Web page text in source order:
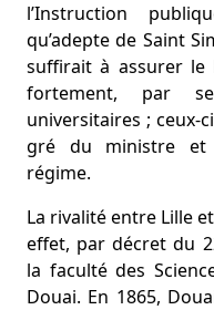
l’Instruction
qu’adepte de Saint
suffirait à assurer le
fortement, par
universitaires ; ceux-
gré du ministre et
régime.
La rivalité entre Lille
effet, par décret du
la faculté des
Douai. En 1865,